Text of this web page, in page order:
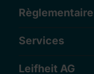
Règlementaire
Services
Leifheit AG